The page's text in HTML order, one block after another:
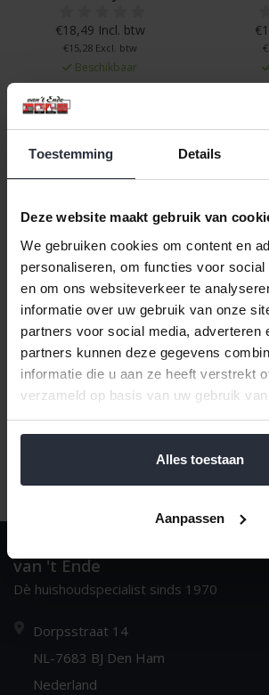
Toestemming Details
Deze website maakt gebruik van
We gebruiken cookies om content en
personaliseren, om functies voor social
en om ons websiteverkeer te
informatie over uw gebruik van onze
partners voor social media, adverteren
partners kunnen deze gegevens
informatie die u aan ze heeft verstrekt
verzameld op basis van uw gebruik
Alles toestaan
Aanpassen
€18,49 Incl. btw
€15,28 Excl. btw
Beschikbaar
In winkelwagen
Veilig achteraf betalen, tot 14
Gratis verzending vanaf
Meest bekeken
van 't Ende
Dè huishoudspecialist sinds 1970
Dorpsstraat 14
NL-7683 BJ Den Ham
Nederland